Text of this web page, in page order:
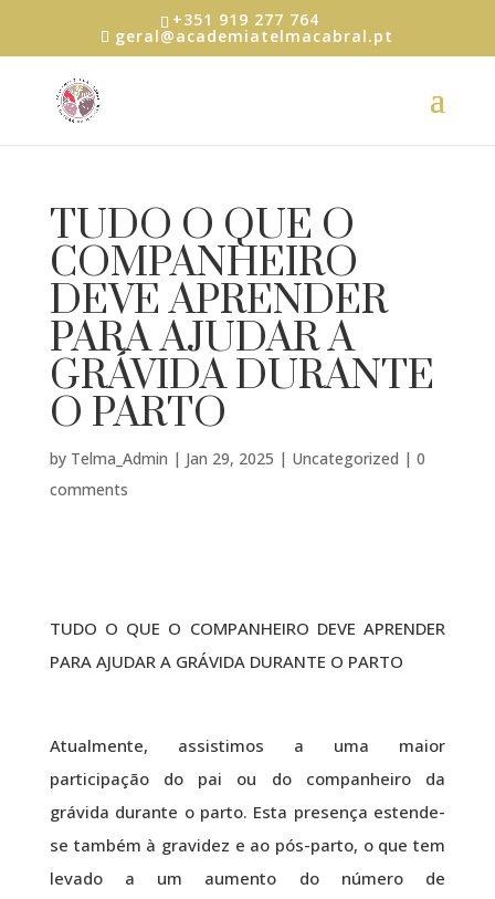
+351 919 277 764
geral@academiatelmacabral.pt
TUDO O QUE O
COMPANHEIRO
DEVE APRENDER
PARA AJUDAR A
GRÁVIDA DURANTE
O PARTO
by Telma_Admin | Jan 29, 2025 | Uncategorized | 0
comments
TUDO O QUE O COMPANHEIRO DEVE APRENDER
PARA AJUDAR A GRÁVIDA DURANTE O PARTO
Atualmente, assistimos a uma maior
participação do pai ou do companheiro da
grávida durante o parto. Esta presença estende-
se também à gravidez e ao pós-parto, o que tem
levado a um aumento do número de